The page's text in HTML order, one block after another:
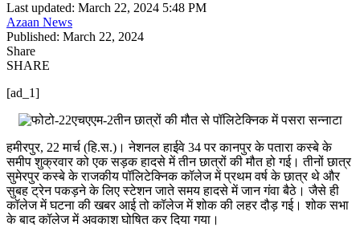
Last updated: March 22, 2024 5:48 PM
Azaan News
Published: March 22, 2024
Share
SHARE
[ad_1]
हमीरपुर, 22 मार्च (हि.स.)। नेशनल हाईवे 34 पर कानपुर के पतारा कस्बे के
समीप शुक्रवार को एक सड़क हादसे में तीन छात्रों की मौत हो गई। तीनों छात्र
सुमेरपुर कस्बे के राजकीय पॉलिटेक्निक कॉलेज में प्रथम वर्ष के छात्र थे और
सुबह ट्रेन पकड़ने के लिए स्टेशन जाते समय हादसे में जान गंवा बैठे। जैसे ही
कॉलेज में घटना की खबर आई तो कॉलेज में शोक की लहर दौड़ गई। शोक सभा
के बाद कॉलेज में अवकाश घोषित कर दिया गया।